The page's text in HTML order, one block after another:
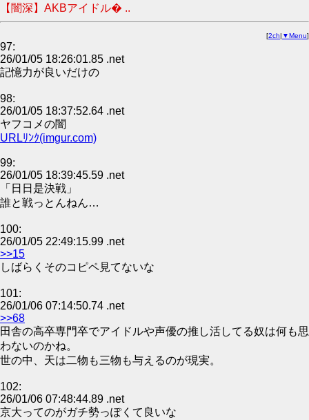
【闇深】AKBアイドル� ..
[2ch| ▼Menu]
97:
26/01/05 18:26:01.85 .net
記憶力が良いだけの
98:
26/01/05 18:37:52.64 .net
ヤフコメの闇
URLﾘﾝｸ(imgur.com)
99:
26/01/05 18:39:45.59 .net
「日日是決戦」
誰と戦っとんねん…
100:
26/01/05 22:49:15.99 .net
>>15
しばらくそのコピペ見てないな
101:
26/01/06 07:14:50.74 .net
>>68
田舎の高卒専門卒でアイドルや声優の推し活してる奴は何も思
わないのかね。
世の中、天は二物も三物も与えるのが現実。
102:
26/01/06 07:48:44.89 .net
京大ってのがガチ勢っぽくて良いな